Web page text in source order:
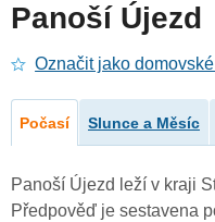
Panoší Újezd
Označit jako
Počasí Slunce a Měsíc
Panoší Újezd leží v kraji
Předpověď je sestavena